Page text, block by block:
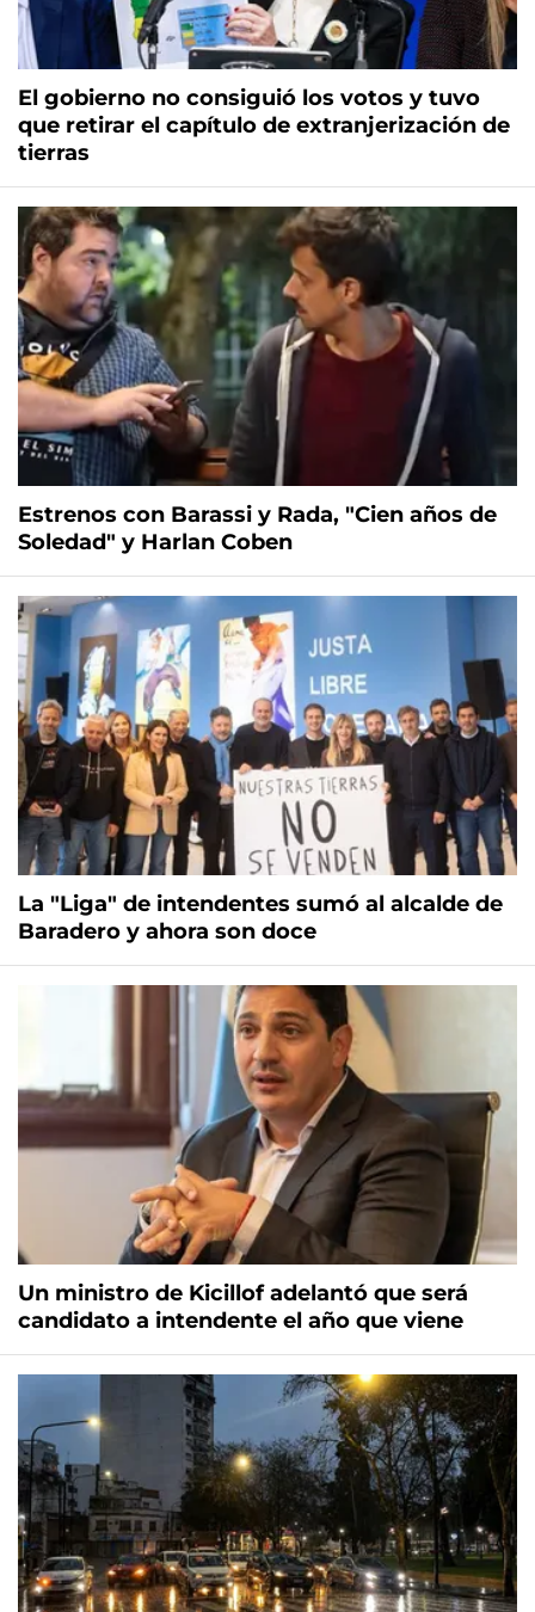
El gobierno no consiguió los votos y tuvo
que retirar el capítulo de extranjerización de
tierras
Estrenos con Barassi y Rada, "Cien años de
Soledad" y Harlan Coben
La "Liga" de intendentes sumó al alcalde de
Baradero y ahora son doce
Un ministro de Kicillof adelantó que será
candidato a intendente el año que viene